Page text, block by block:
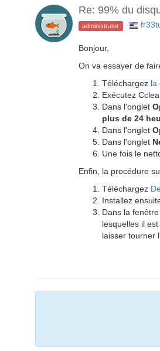
Re: 99% du
administrator
Bonjour,
On va essayer de
Téléchargez la
Exécutez
Dans l'onglet
plus de 24
Dans l'onglet
Dans l'onglet
Une fois le
Enfin, la procédure
Téléchargez
Installez
Dans la
lesquelles il
laisser tourner